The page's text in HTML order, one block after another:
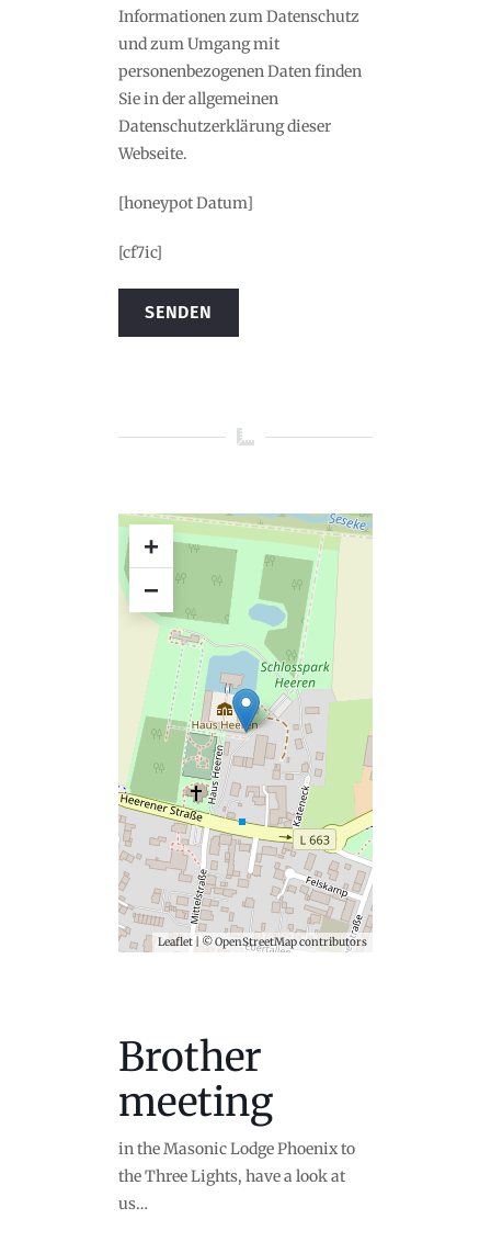
Informationen zum Datenschutz
und zum Umgang mit
personenbezogenen Daten finden
Sie in der allgemeinen
Datenschutzerklärung dieser
Webseite.
[honeypot Datum]
[cf7ic]
+
−
Leaflet | ©OpenStreetMapcontributors
Brother
meeting
in the Masonic Lodge Phoenix to
the Three Lights, have a look at
us…